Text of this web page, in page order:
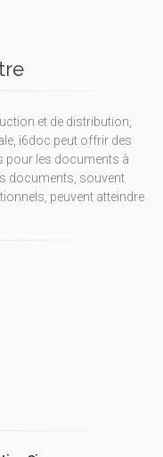
et de distribution,
i6doc peut offrir des
pour les documents à
documents, souvent
peuvent atteindre